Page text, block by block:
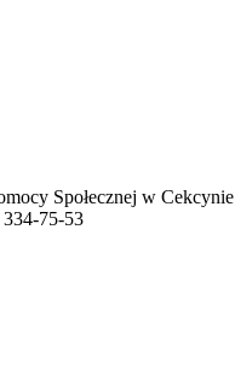
Społecznej w Cekcynie
75-53